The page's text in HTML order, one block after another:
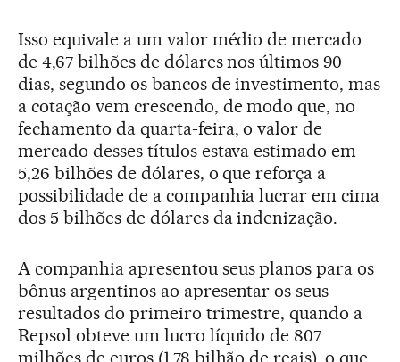
Isso equivale a um valor médio de mercado
de 4,67 bilhões de dólares nos últimos 90
dias, segundo os bancos de investimento, mas
a cotação vem crescendo, de modo que, no
fechamento da quarta-feira, o valor de
mercado desses títulos estava estimado em
5,26 bilhões de dólares, o que reforça a
possibilidade de a companhia lucrar em cima
dos 5 bilhões de dólares da indenização.
A companhia apresentou seus planos para os
bônus argentinos ao apresentar os seus
resultados do primeiro trimestre, quando a
Repsol obteve um lucro líquido de 807
milhões de euros (1,78 bilhão de reais), o que